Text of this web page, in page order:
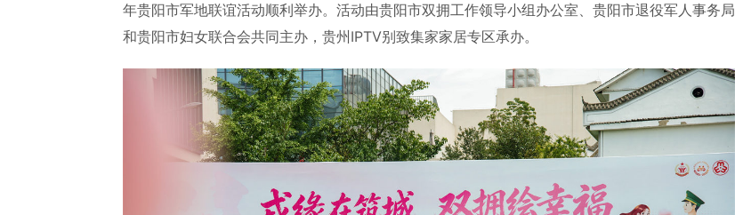
年贵阳市军地联谊活动顺利举办。活动由贵阳市双拥工作领导小组办公室、贵阳市退役军人事务局
和贵阳市妇女联合会共同主办，贵州IPTV别致集家家居专区承办。